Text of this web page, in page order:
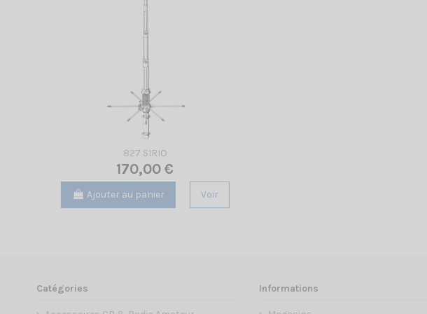
827 SIRIO
170,00 €
Ajouter au panier Voir
Catégories Informations